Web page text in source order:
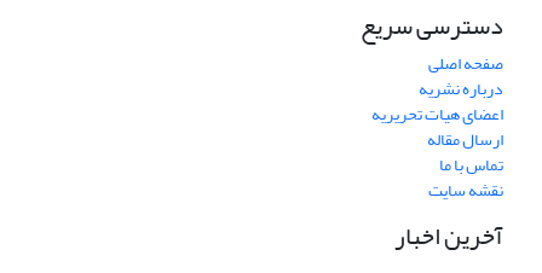
دسترسی سریع
صفحه اصلی
درباره نشریه
اعضای هیات تحریریه
ارسال مقاله
تماس با ما
نقشه سایت
آخرین اخبار